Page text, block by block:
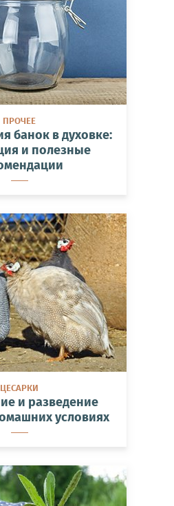
ПРОЧЕЕ
банок в духовке:
и полезные
ЦЕСАРКИ
и разведение
условиях